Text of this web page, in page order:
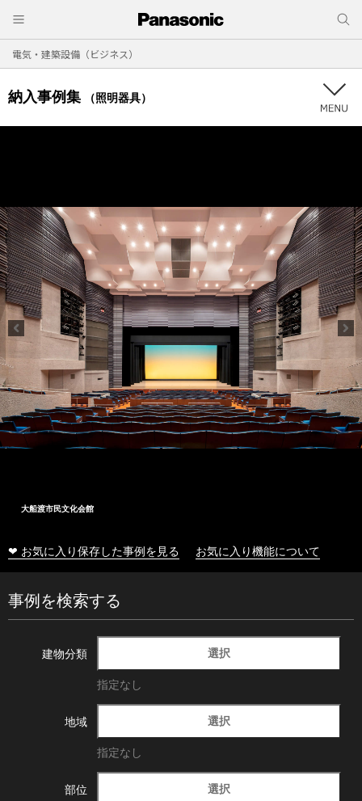
電気・建築設備（ビジネス）
納入事例集 （照明器具）
大船渡市民文化会館
❤ お気に入り保存した事例を見る お気に入り機能について
事例を検索する
建物分類 選択
指定なし
地域 選択
指定なし
部位 選択